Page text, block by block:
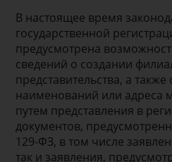
В настоящее время
государственной
предусмотрена
сведений о создании
представительства, а
наименований или адреса
путем представления в
документов,
129-ФЗ, в том числе
так и заявления,